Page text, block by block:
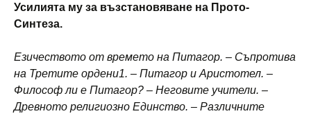
Усилията му за възстановяване на Прото-
Синтеза.
Езичеството от времето на Питагор. – Съпротива
на Третите ордени1. – Питагор и Аристотел. –
Философ ли е Питагор? – Неговите учители. –
Древното религиозно Единство. – Различните